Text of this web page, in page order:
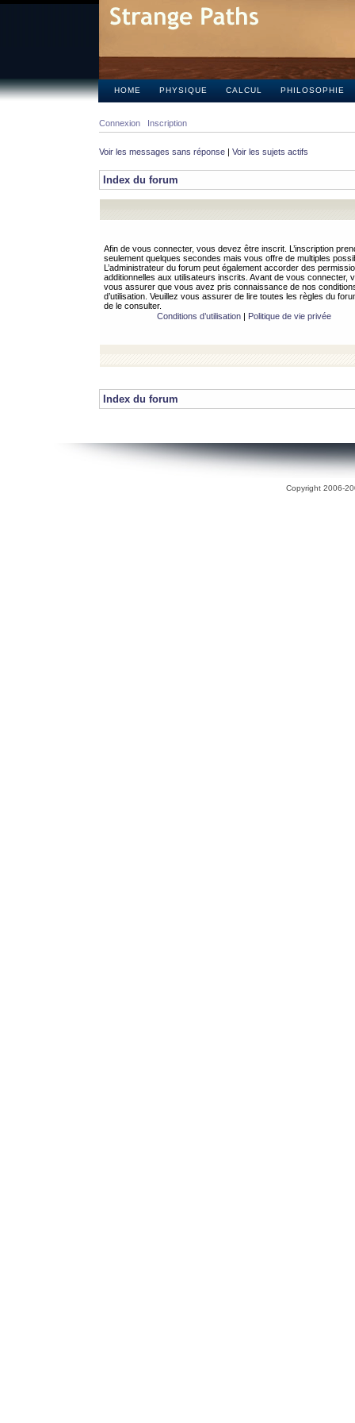
HOME PHYSIQUE CALCUL PHILOSOPHIE
Connexion Inscription
Voir les messages sans réponse | Voir les sujets actifs
Index du forum
Afin de vous connecter, vous devez être inscrit. L’inscription
seulement quelques secondes mais vous offre de multiples
L’administrateur du forum peut également accorder des
additionnelles aux utilisateurs inscrits. Avant de vous connecter,
vous assurer que vous avez pris connaissance de nos
d’utilisation. Veuillez vous assurer de lire toutes les règles du
de le consulter.
Conditions d’utilisation| Politique de vie privée
Index du forum
Copyright 2006-